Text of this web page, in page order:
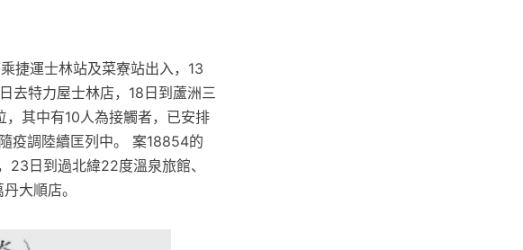
捷運士林站及菜寮站出入，13
去特力屋士林店，18日到蘆洲三
其中有10人為接觸者，已安排
疫調陸續匡列中。 案18854的
日到過北緯22度溫泉旅館、
大順店。